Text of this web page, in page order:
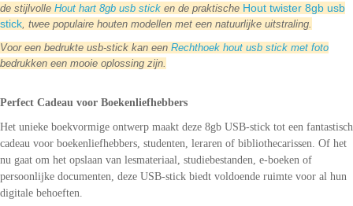
de stijlvolle Hout hart 8gb usb stick en de praktische Hout twister 8gb usb
stick, twee populaire houten modellen met een natuurlijke uitstraling.
Voor een bedrukte usb-stick kan een Rechthoek hout usb stick met foto
bedrukken een mooie oplossing zijn.
Perfect Cadeau voor Boekenliefhebbers
Het unieke boekvormige ontwerp maakt deze 8gb USB-stick tot een fantastisch
cadeau voor boekenliefhebbers, studenten, leraren of bibliothecarissen. Of het
nu gaat om het opslaan van lesmateriaal, studiebestanden, e-boeken of
persoonlijke documenten, deze USB-stick biedt voldoende ruimte voor al hun
digitale behoeften.